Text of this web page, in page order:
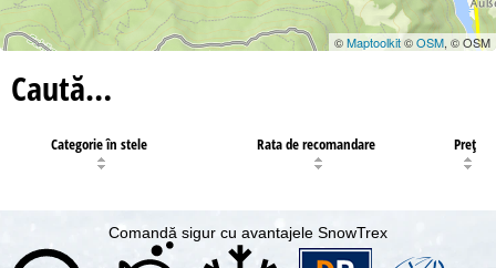
©Maptoolkit©OSM, © OSM
Caută…
Categorie în stele Rata de recomandare Preţ
Comandă sigur cu avantajele SnowTrex